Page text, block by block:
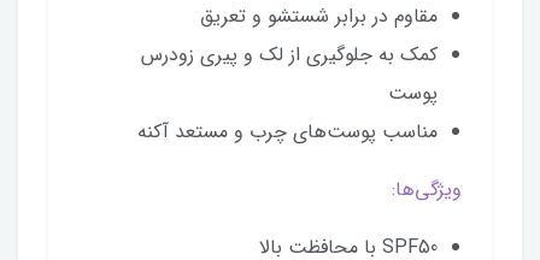
مقاوم در برابر شستشو و تعریق
کمک به جلوگیری از لک و پیری زودرس
پوست
مناسب پوست‌های چرب و مستعد آکنه
ویژگی‌ها:
SPF50 با محافظت بالا